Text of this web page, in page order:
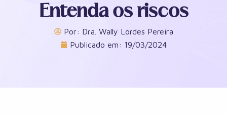
Entenda os riscos
Por: Dra. Wally Lordes Pereira
Publicado em: 19/03/2024